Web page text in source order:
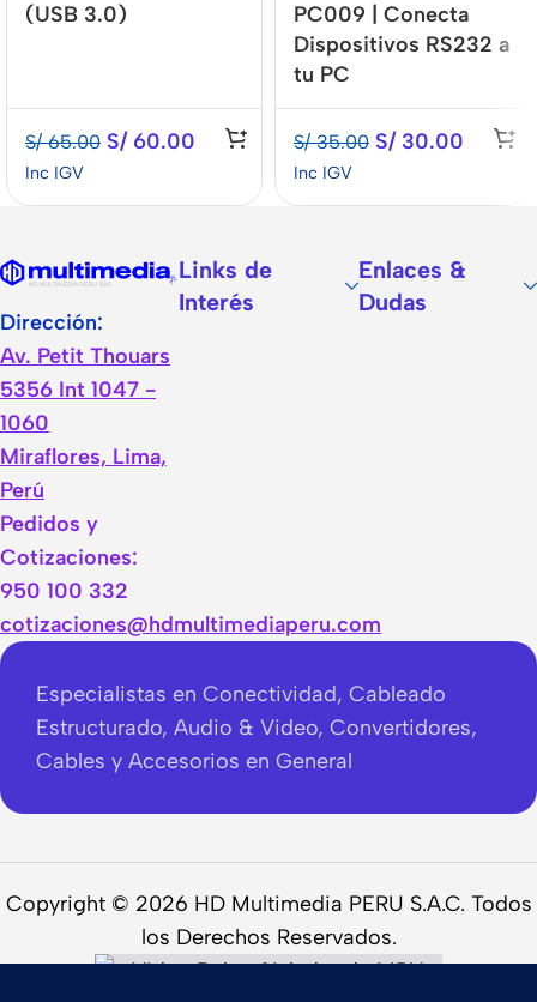
(USB 3.0)
S/65.00 S/60.00
Inc IGV
PC009 | Conecta
Dispositivos RS232 a
tu PC
S/35.00 S/30.00
Inc IGV
Dirección:
Av. Petit Thouars
5356 Int 1047 -
1060
Miraflores, Lima,
Perú
Pedidos y
Cotizaciones:
950 100 332
cotizaciones@hdmultimediaperu.com
Links de
Interés
Enlaces &
Dudas
Especialistas en Conectividad, Cableado
Estructurado, Audio & Video, Convertidores,
Cables y Accesorios en General
Copyright © 2026 HD Multimedia PERU S.A.C. Todos
los Derechos Reservados.